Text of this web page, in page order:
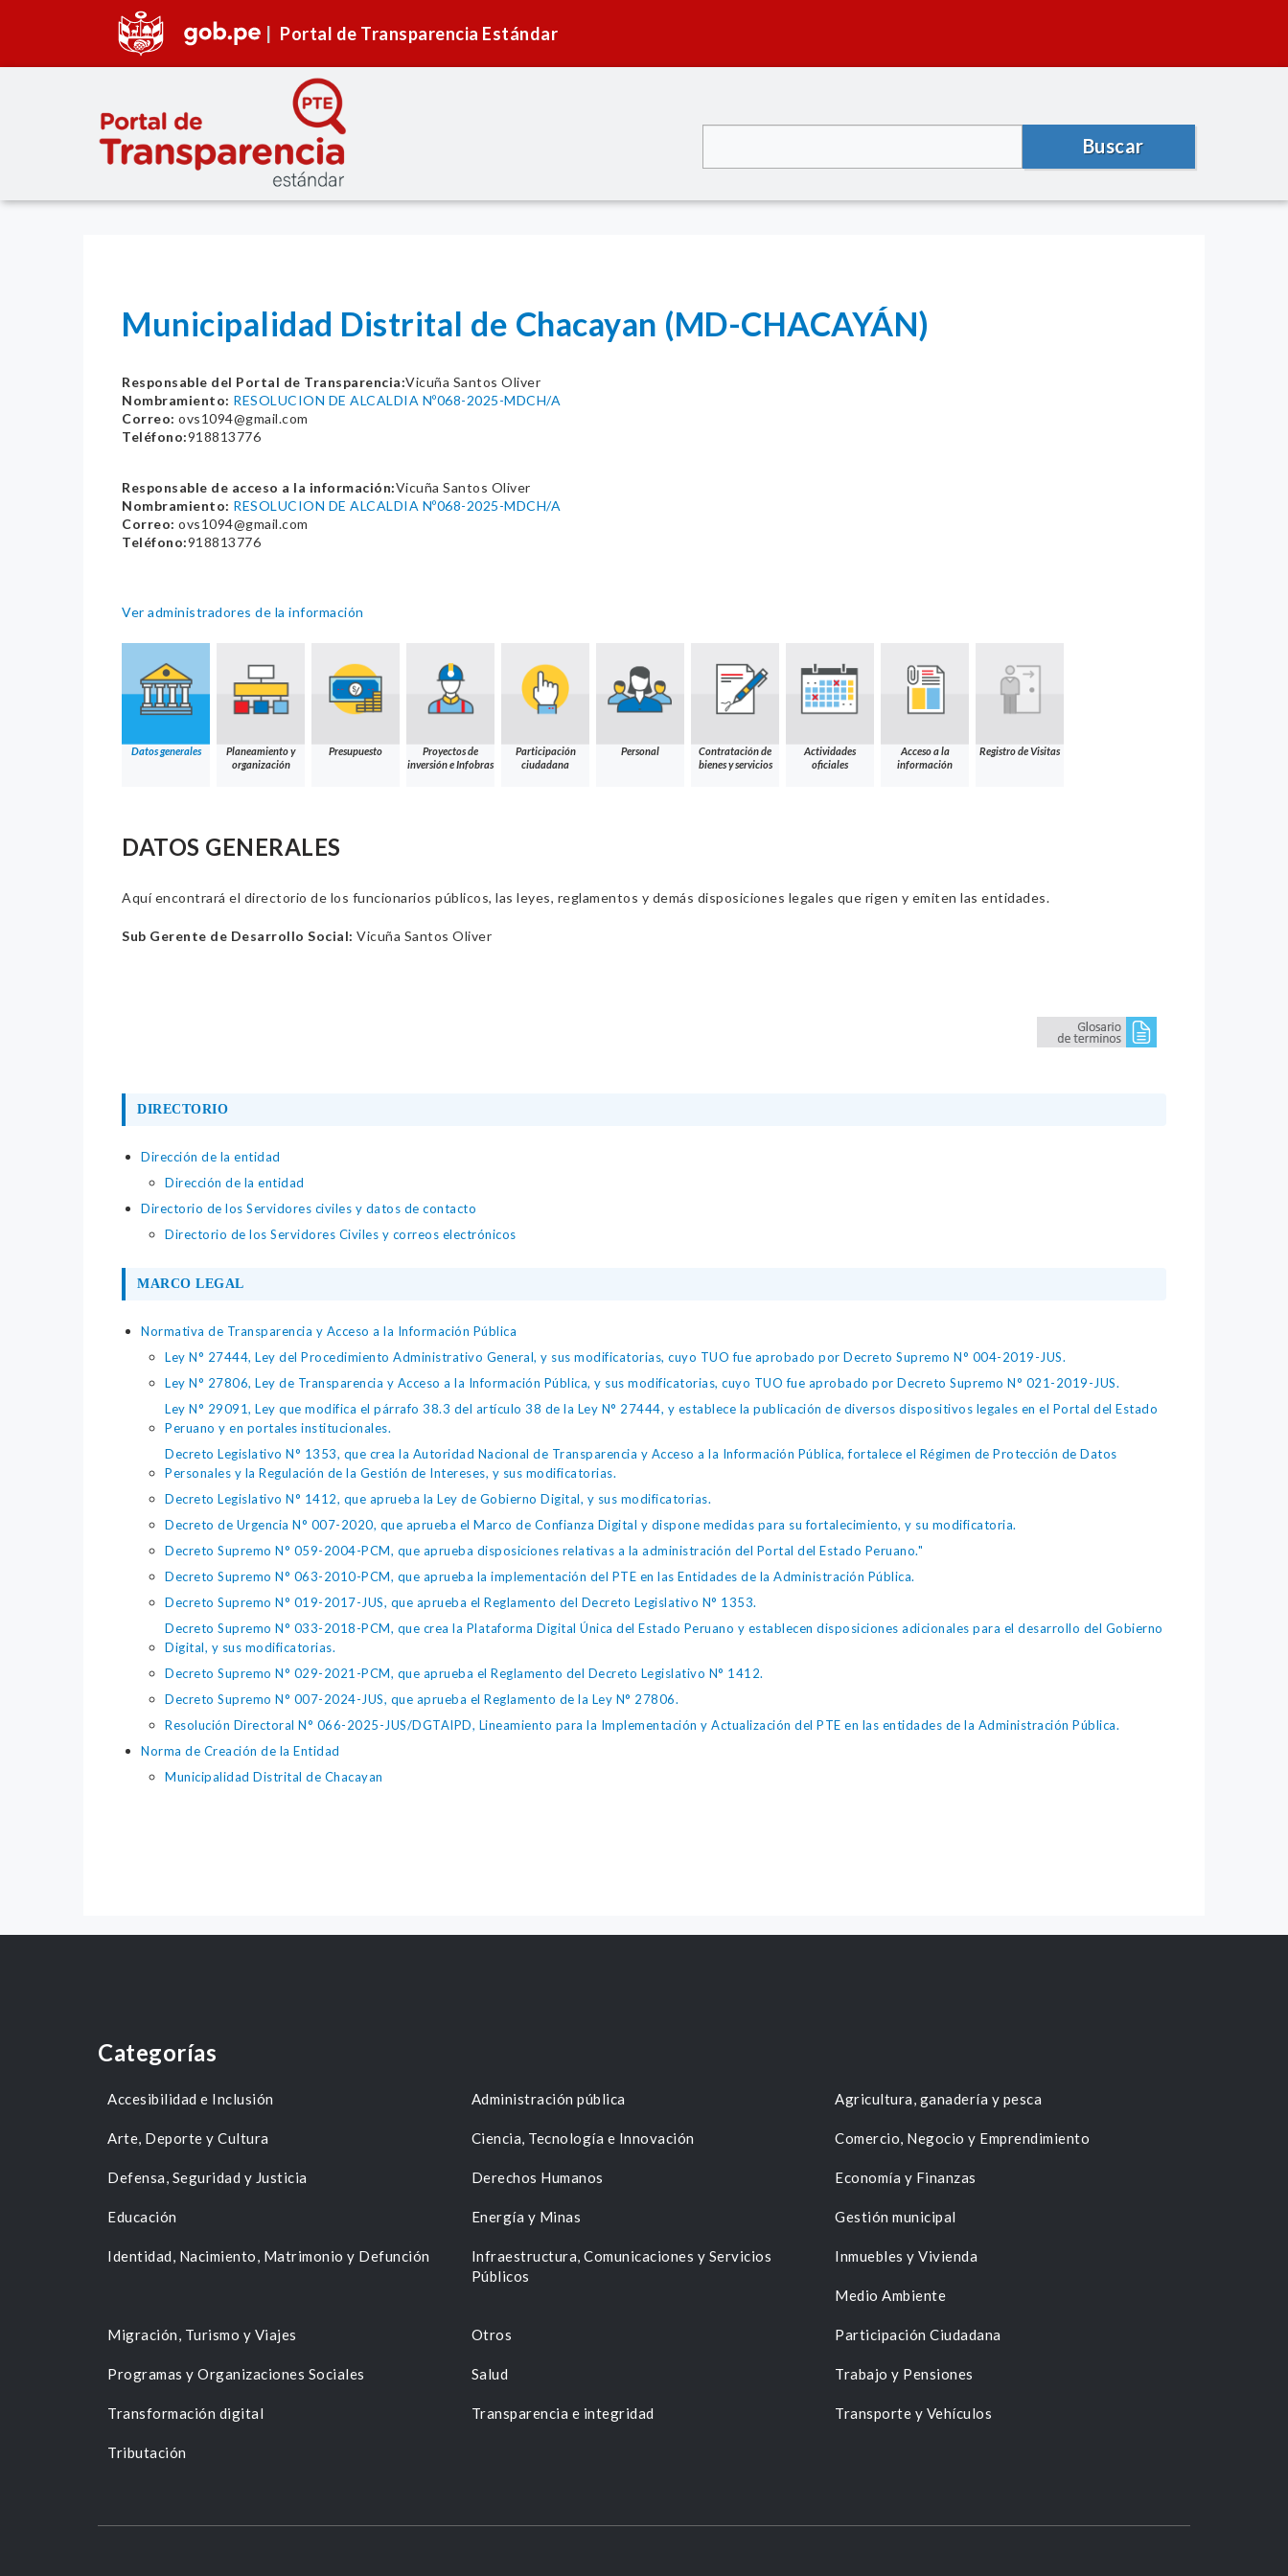
Portal de Transparencia Estándar
Buscar
Municipalidad Distrital de Chacayan (MD-CHACAYÁN)
Responsable del Portal de Transparencia:Vicuña Santos Oliver
Nombramiento: RESOLUCION DE ALCALDIA Nº068-2025-MDCH/A
Correo: ovs1094@gmail.com
Teléfono:918813776
Responsable de acceso a la información:Vicuña Santos Oliver
Nombramiento: RESOLUCION DE ALCALDIA Nº068-2025-MDCH/A
Correo: ovs1094@gmail.com
Teléfono:918813776
Ver administradores de la información
Datos generales
Planeamiento y
organización
Presupuesto
Proyectos de
inversión e Infobras
Participación
ciudadana
Personal
Contratación de
bienes y servicios
Actividades
oficiales
Acceso a la
información
Registro de Visitas
DATOS GENERALES
Aquí encontrará el directorio de los funcionarios públicos, las leyes, reglamentos y demás disposiciones legales que rigen y emiten las entidades.
Sub Gerente de Desarrollo Social: Vicuña Santos Oliver
DIRECTORIO
Dirección de la entidad
Dirección de la entidad
Directorio de los Servidores civiles y datos de contacto
Directorio de los Servidores Civiles y correos electrónicos
MARCO LEGAL
Normativa de Transparencia y Acceso a la Información Pública
Ley N° 27444, Ley del Procedimiento Administrativo General, y sus modificatorias, cuyo TUO fue aprobado por Decreto Supremo N° 004-2019-JUS.
Ley N° 27806, Ley de Transparencia y Acceso a la Información Pública, y sus modificatorias, cuyo TUO fue aprobado por Decreto Supremo N° 021-2019-JUS.
Ley N° 29091, Ley que modifica el párrafo 38.3 del artículo 38 de la Ley N° 27444, y establece la publicación de diversos dispositivos legales en el Portal del Estado
Peruano y en portales institucionales.
Decreto Legislativo N° 1353, que crea la Autoridad Nacional de Transparencia y Acceso a la Información Pública, fortalece el Régimen de Protección de Datos
Personales y la Regulación de la Gestión de Intereses, y sus modificatorias.
Decreto Legislativo N° 1412, que aprueba la Ley de Gobierno Digital, y sus modificatorias.
Decreto de Urgencia N° 007-2020, que aprueba el Marco de Confianza Digital y dispone medidas para su fortalecimiento, y su modificatoria.
Decreto Supremo N° 059-2004-PCM, que aprueba disposiciones relativas a la administración del Portal del Estado Peruano."
Decreto Supremo N° 063-2010-PCM, que aprueba la implementación del PTE en las Entidades de la Administración Pública.
Decreto Supremo N° 019-2017-JUS, que aprueba el Reglamento del Decreto Legislativo N° 1353.
Decreto Supremo N° 033-2018-PCM, que crea la Plataforma Digital Única del Estado Peruano y establecen disposiciones adicionales para el desarrollo del Gobierno
Digital, y sus modificatorias.
Decreto Supremo N° 029-2021-PCM, que aprueba el Reglamento del Decreto Legislativo N° 1412.
Decreto Supremo N° 007-2024-JUS, que aprueba el Reglamento de la Ley N° 27806.
Resolución Directoral N° 066-2025-JUS/DGTAIPD, Lineamiento para la Implementación y Actualización del PTE en las entidades de la Administración Pública.
Norma de Creación de la Entidad
Municipalidad Distrital de Chacayan
Categorías
Accesibilidad e Inclusión Administración pública Agricultura, ganadería y pesca
Arte, Deporte y Cultura Ciencia, Tecnología e Innovación Comercio, Negocio y Emprendimiento
Defensa, Seguridad y Justicia Derechos Humanos Economía y Finanzas
Educación Energía y Minas Gestión municipal
Identidad, Nacimiento, Matrimonio y Defunción
Infraestructura, Comunicaciones y Servicios
Públicos
Inmuebles y Vivienda
Medio Ambiente
Migración, Turismo y Viajes Otros Participación Ciudadana
Programas y Organizaciones Sociales Salud Trabajo y Pensiones
Transformación digital Transparencia e integridad Transporte y Vehículos
Tributación